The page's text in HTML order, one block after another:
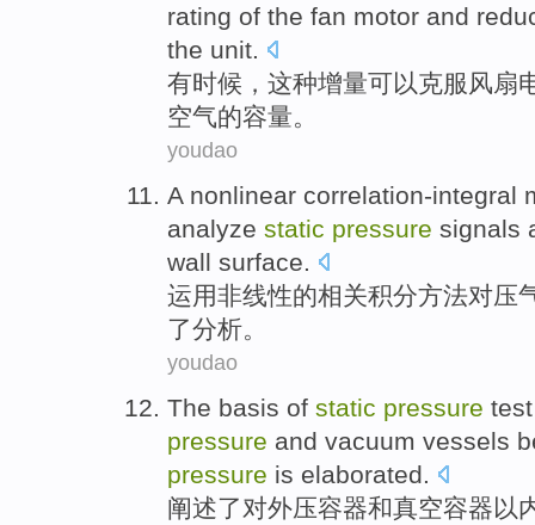
rating of the fan motor and
the unit.
有时候 ， 这种增量可以克服 风扇
空气的容量。
youdao
A nonlinear correlation-integral
analyze static pressure signals
wall surface.
运用非线性的相关积分方法对压
了分析。
youdao
The basis of static pressure test
pressure and vacuum vessels
pressure is elaborated.
阐述了对外压容器和真空容器以